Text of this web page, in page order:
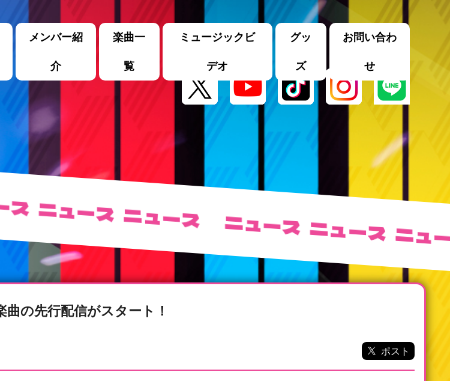
メンバー紹
介
楽曲一
覧
ミュージックビ
デオ
グッ
ズ
お問い合わ
せ
ニュース ニュース ニュース ニュース ニュー
の先行配信がスタート！
ポスト